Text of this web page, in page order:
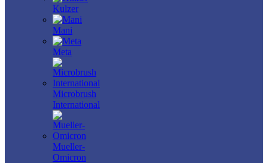
Kulzer
Mani
Meta
Microbrush
International
Mueller-
Omicron